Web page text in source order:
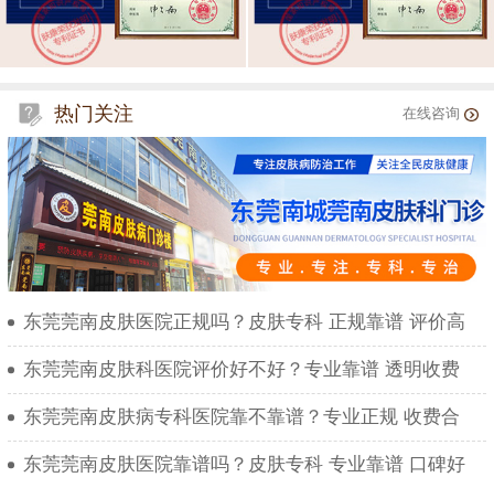
热门关注 在线咨询
东莞莞南皮肤医院正规吗？皮肤专科 正规靠谱 评价高
东莞莞南皮肤科医院评价好不好？专业靠谱 透明收费
东莞莞南皮肤病专科医院靠不靠谱？专业正规 收费合
东莞莞南皮肤医院靠谱吗？皮肤专科 专业靠谱 口碑好